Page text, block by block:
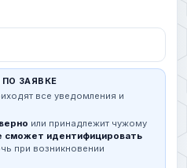
ЗАЯВКЕ
все уведомления и
или принадлежит чужому
сможет идентифицировать
при возникновении